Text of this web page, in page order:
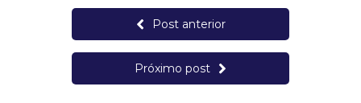
Post anterior
Próximo post